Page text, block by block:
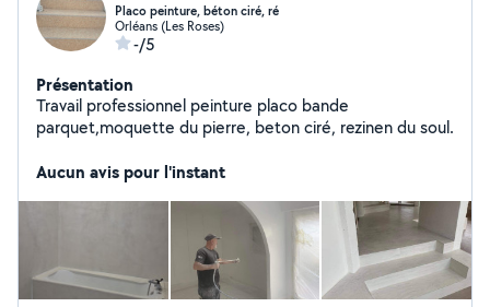
Placo peinture, béton ciré, ré
Orléans (Les Roses)
-/5
Présentation
Travail professionnel peinture placo bande
parquet,moquette du pierre, beton ciré, rezinen du soul.
Aucun avis pour l'instant